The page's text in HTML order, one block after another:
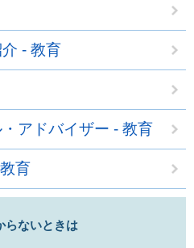
- 教育
アドバイザー - 教育
育
らないときは